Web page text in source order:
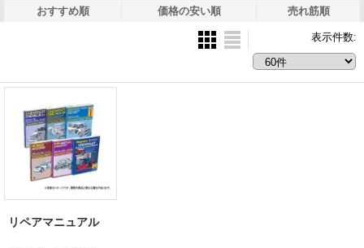
おすすめ順 価格の安い順 売れ筋順
表示件数:
リペアマニュアル